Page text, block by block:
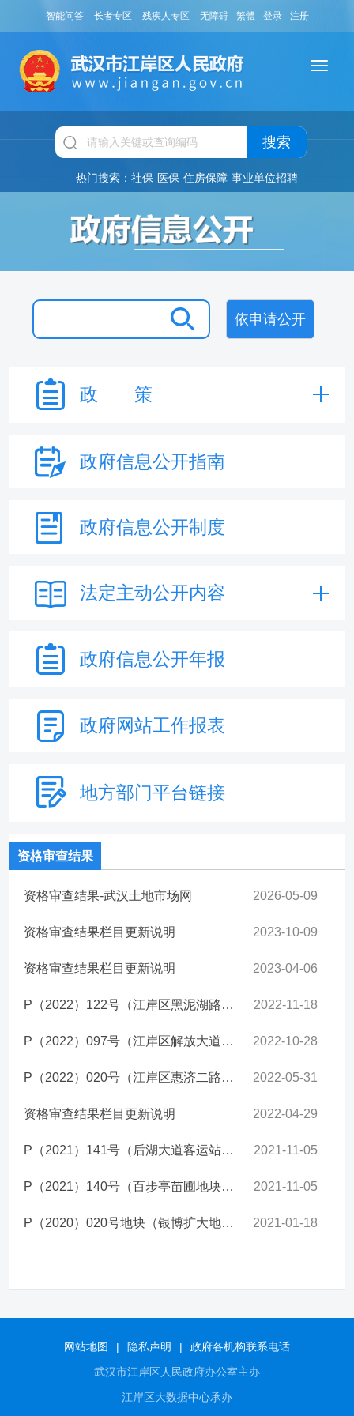
智能问答 长者专区 残疾人专区 无障碍 繁體 登录 注册
搜索
热门搜索： 社保 医保 住房保障 事业单位招聘
依申请公开
政 策
政府信息公开指南
政府信息公开制度
法定主动公开内容
政府信息公开年报
政府网站工作报表
地方部门平台链接
资格审查结果
资格审查结果-武汉土地市场网 2026-05-09
资格审查结果栏目更新说明 2023-10-09
资格审查结果栏目更新说明 2023-04-06
P（2022）122号（江岸区黑泥湖路与二七北路交汇处）资格审查 2022-11-18
P（2022）097号（江岸区解放大道与新建街交汇处）资格审查 2022-10-28
P（2022）020号（江岸区惠济二路与建设大道交汇处以北）资格审查 2022-05-31
资格审查结果栏目更新说明 2022-04-29
P（2021）141号（后湖大道客运站地块）资格审查 2021-11-05
P（2021）140号（百步亭苗圃地块）资格审查 2021-11-05
​P（2020）020号地块（银博扩大地块）资格审查 2021-01-18
网站地图 | 隐私声明 |
政府各机构联系电话
武汉市江岸区人民政府办公室主办
江岸区大数据中心承办